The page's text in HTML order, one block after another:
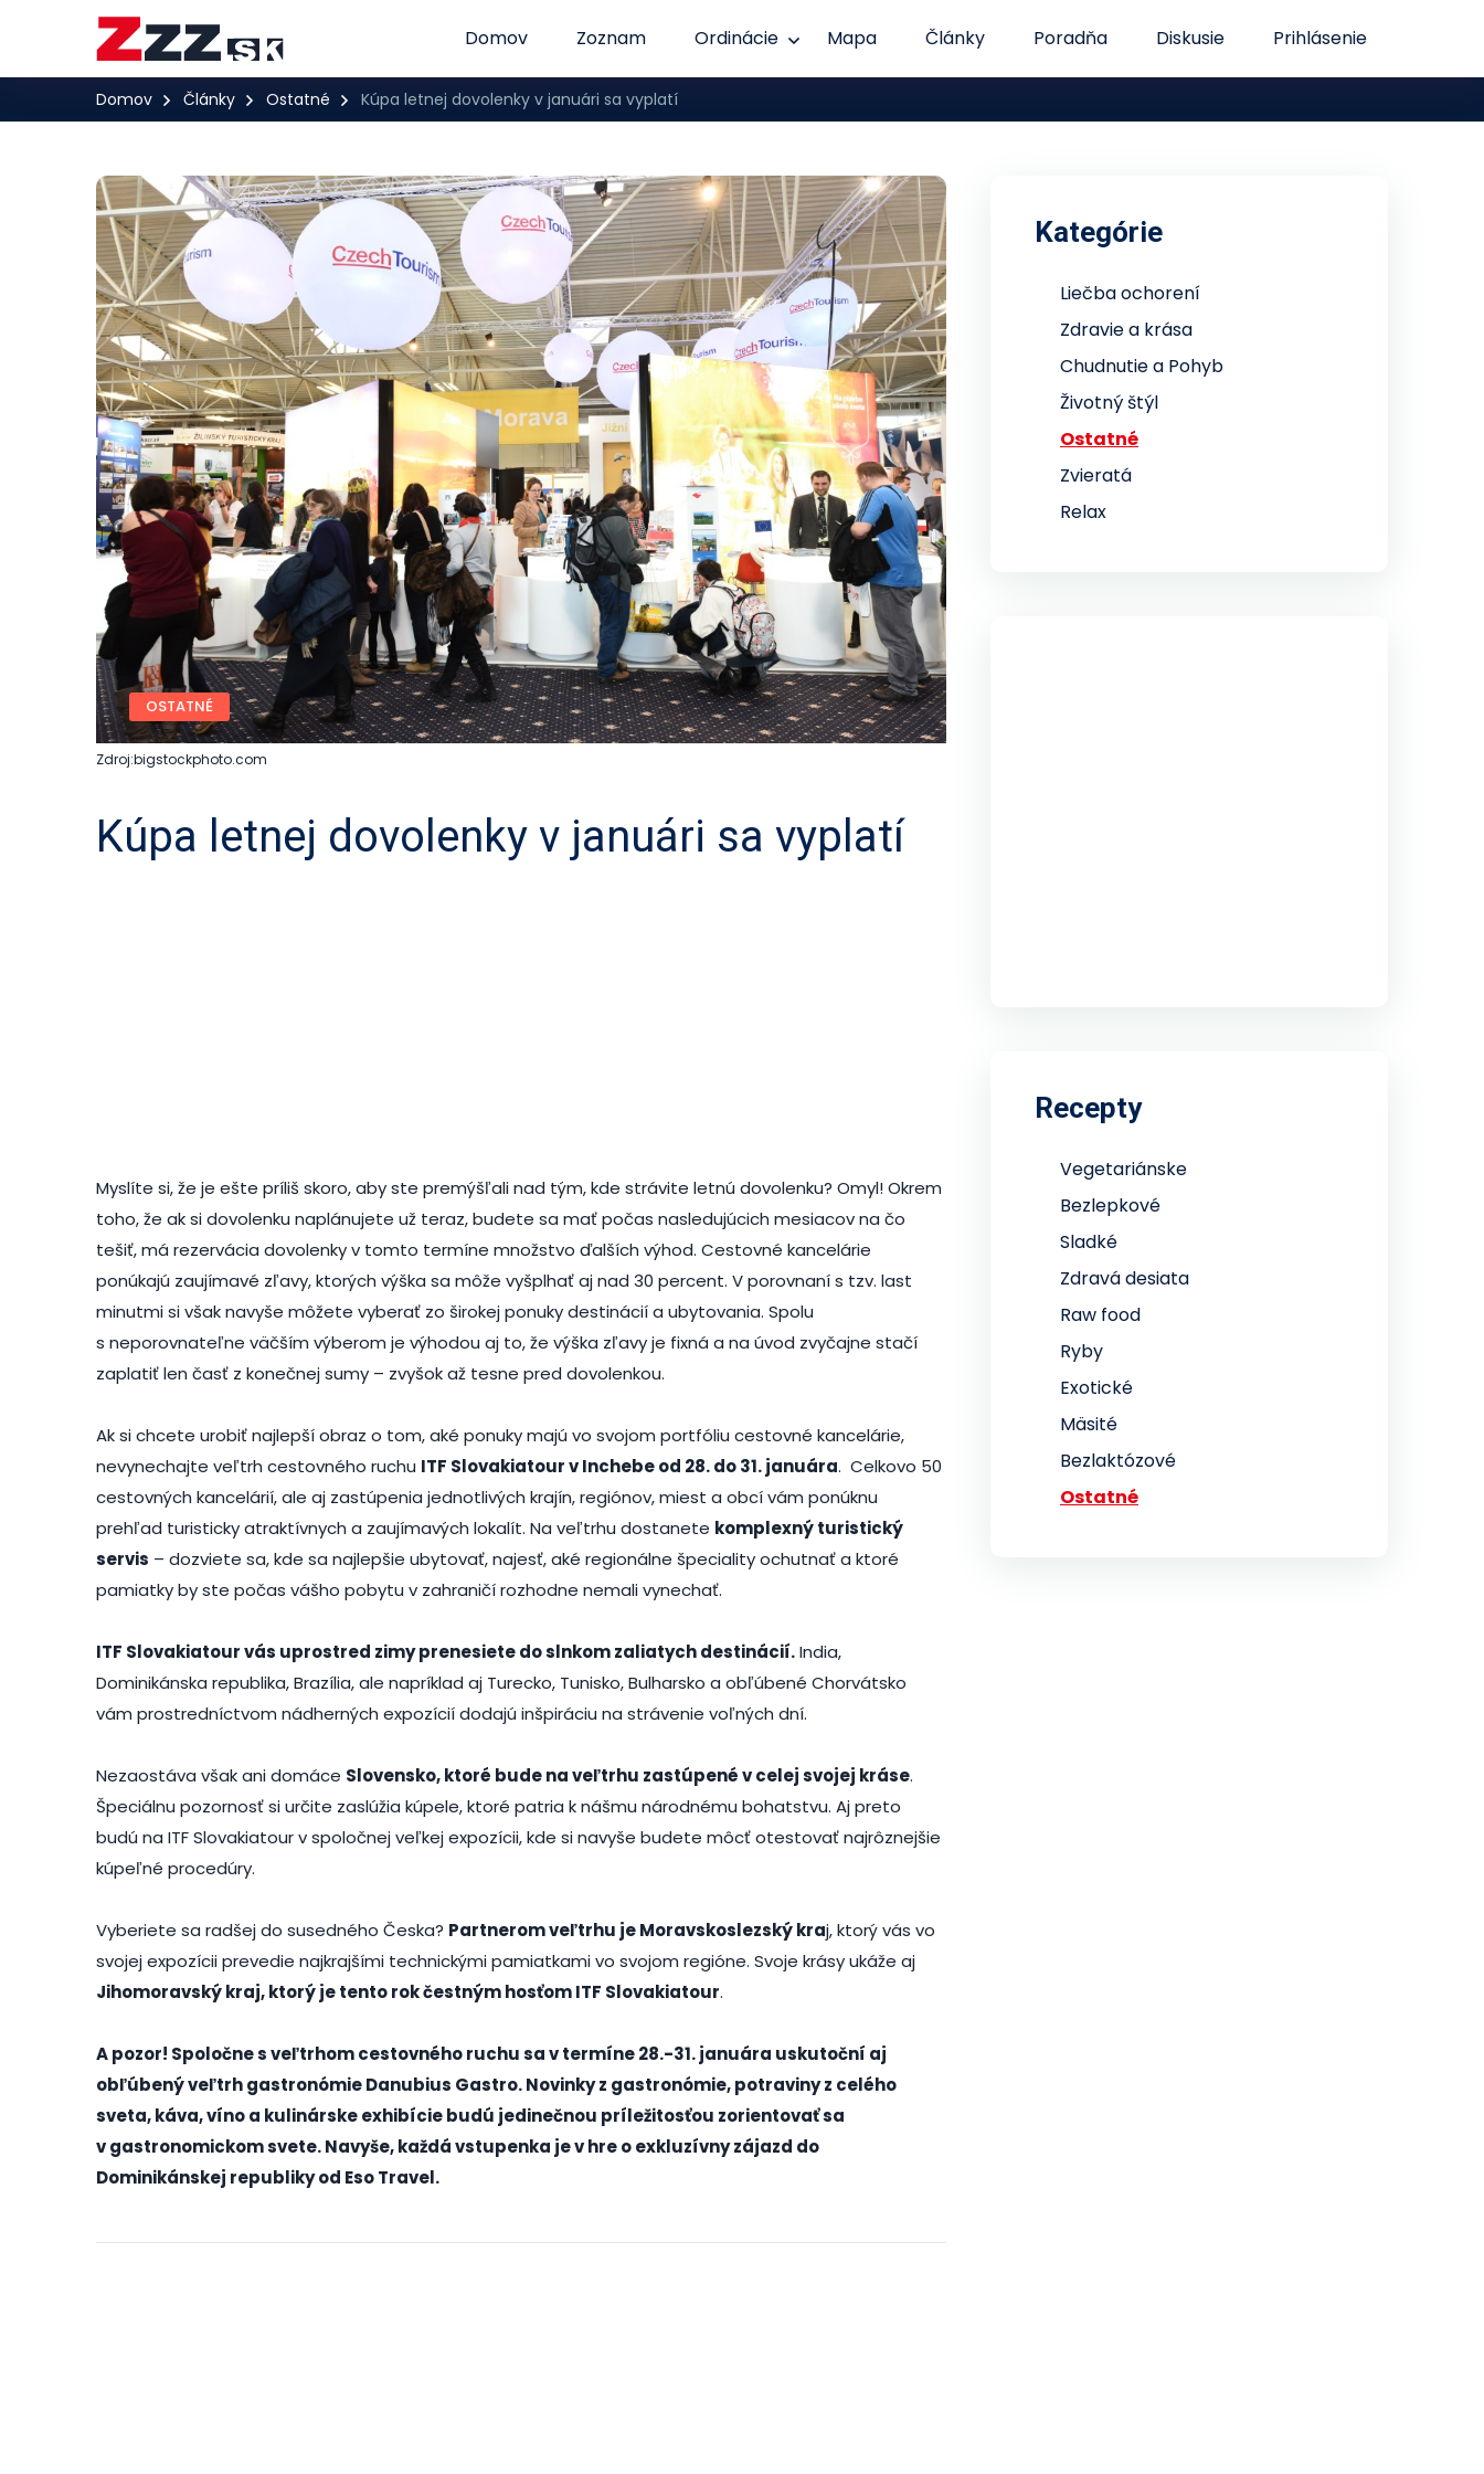
Domov Zoznam Ordinácie Mapa Články Poradňa Diskusie Prihlásenie
Domov Články Ostatné Kúpa letnej dovolenky v januári sa vyplatí
OSTATNÉ
Zdroj:bigstockphoto.com
Kúpa letnej dovolenky v januári sa vyplatí
Myslíte si, že je ešte príliš skoro, aby ste premýšľali nad tým, kde strávite letnú dovolenku? Omyl! Okrem
toho, že ak si dovolenku naplánujete už teraz, budete sa mať počas nasledujúcich mesiacov na čo
tešiť, má rezervácia dovolenky v tomto termíne množstvo ďalších výhod. Cestovné kancelárie
ponúkajú zaujímavé zľavy, ktorých výška sa môže vyšplhať aj nad 30 percent. V porovnaní s tzv. last
minutmi si však navyše môžete vyberať zo širokej ponuky destinácií a ubytovania. Spolu
s neporovnateľne väčším výberom je výhodou aj to, že výška zľavy je fixná a na úvod zvyčajne stačí
zaplatiť len časť z konečnej sumy – zvyšok až tesne pred dovolenkou.
Ak si chcete urobiť najlepší obraz o tom, aké ponuky majú vo svojom portfóliu cestovné kancelárie,
nevynechajte veľtrh cestovného ruchu ITF Slovakiatour v Inchebe od 28. do 31. januára. Celkovo 50
cestovných kancelárií, ale aj zastúpenia jednotlivých krajín, regiónov, miest a obcí vám ponúknu
prehľad turisticky atraktívnych a zaujímavých lokalít. Na veľtrhu dostanete komplexný turistický
servis – dozviete sa, kde sa najlepšie ubytovať, najesť, aké regionálne špeciality ochutnať a ktoré
pamiatky by ste počas vášho pobytu v zahraničí rozhodne nemali vynechať.
ITF Slovakiatour vás uprostred zimy prenesiete do slnkom zaliatych destinácií.India,
Dominikánska republika, Brazília, ale napríklad aj Turecko, Tunisko, Bulharsko a obľúbené Chorvátsko
vám prostredníctvom nádherných expozícií dodajú inšpiráciu na strávenie voľných dní.
Nezaostáva však ani domáce Slovensko, ktoré bude na veľtrhu zastúpené v celej svojej kráse.
Špeciálnu pozornosť si určite zaslúžia kúpele, ktoré patria k nášmu národnému bohatstvu. Aj preto
budú na ITF Slovakiatour v spoločnej veľkej expozícii, kde si navyše budete môcť otestovať najrôznejšie
kúpeľné procedúry.
Vyberiete sa radšej do susedného Česka? Partnerom veľtrhu je Moravskoslezský kraj, ktorý vás vo
svojej expozícii prevedie najkrajšími technickými pamiatkami vo svojom regióne. Svoje krásy ukáže aj
Jihomoravský kraj, ktorý je tento rok čestným hosťom ITF Slovakiatour.
A pozor! Spoločne s veľtrhom cestovného ruchu sa v termíne 28.-31. januára uskutoční aj
obľúbený veľtrh gastronómie Danubius Gastro. Novinky z gastronómie, potraviny z celého
sveta, káva, víno a kulinárske exhibície budú jedinečnou príležitosťou zorientovať sa
v gastronomickom svete. Navyše, každá vstupenka je v hre o exkluzívny zájazd do
Dominikánskej republiky od Eso Travel.
Kategórie
Liečba ochorení
Zdravie a krása
Chudnutie a Pohyb
Životný štýl
Ostatné
Zvieratá
Relax
Recepty
Vegetariánske
Bezlepkové
Sladké
Zdravá desiata
Raw food
Ryby
Exotické
Mäsité
Bezlaktózové
Ostatné